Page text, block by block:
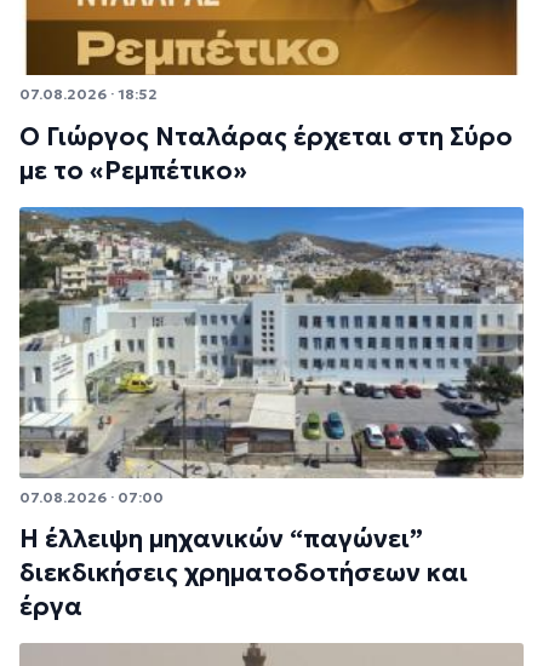
07.08.2026 · 18:52
Ο Γιώργος Νταλάρας έρχεται στη Σύρο
με το «Ρεμπέτικο»
07.08.2026 · 07:00
Η έλλειψη μηχανικών “παγώνει”
διεκδικήσεις χρηματοδοτήσεων και
έργα